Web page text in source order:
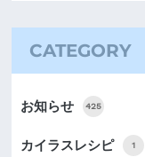
CATEGORY
お知らせ 425
カイラスレシピ 1